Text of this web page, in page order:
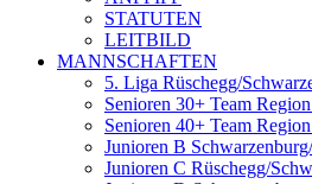
STATUTEN
LEITBILD
MANNSCHAFTEN
5. Liga Rüschegg/
Senioren 30+ Team
Senioren 40+ Team
Junioren B
Junioren C Rüschegg/